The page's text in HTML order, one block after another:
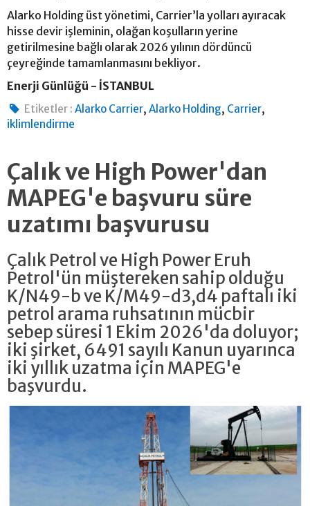
Alarko Holding üst yönetimi, Carrier’la yolları ayıracak
hisse devir işleminin, olağan koşulların yerine
getirilmesine bağlı olarak 2026 yılının dördüncü
çeyreğinde tamamlanmasını bekliyor.
Enerji Günlüğü - İSTANBUL
Etiketler : Alarko Carrier,Alarko Holding, Carrier,
iklimlendirme
Çalık ve High Power'dan
MAPEG'e başvuru süre
uzatımı başvurusu
Çalık Petrol ve High Power Eruh
Petrol'ün müştereken sahip olduğu
K/N49-b ve K/M49-d3,d4 paftalı iki
petrol arama ruhsatının mücbir
sebep süresi 1 Ekim 2026'da doluyor;
iki şirket, 6491 sayılı Kanun uyarınca
iki yıllık uzatma için MAPEG'e
başvurdu.